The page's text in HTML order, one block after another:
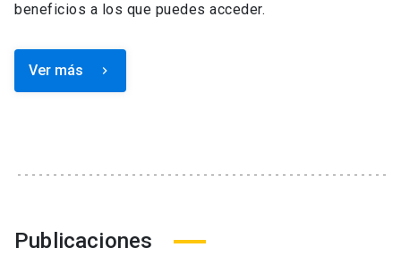
beneficios a los que puedes acceder.
Ver más keyboard_arrow_right
Publicaciones